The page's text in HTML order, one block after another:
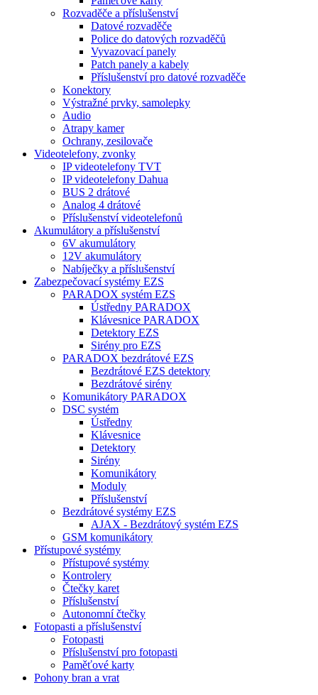
Rozvaděče a příslušenství
Datové rozvaděče
Police do datových rozvaděčů
Vyvazovací panely
Patch panely a kabely
Příslušenství pro datové rozvaděče
Konektory
Výstražné prvky, samolepky
Audio
Atrapy kamer
Ochrany, zesilovače
Videotelefony, zvonky
IP videotelefony TVT
IP videotelefony Dahua
BUS 2 drátové
Analog 4 drátové
Příslušenství videotelefonů
Akumulátory a příslušenství
6V akumulátory
12V akumulátory
Nabíječky a příslušenství
Zabezpečovací systémy EZS
PARADOX systém EZS
Ústředny PARADOX
Klávesnice PARADOX
Detektory EZS
Sirény pro EZS
PARADOX bezdrátové EZS
Bezdrátové EZS detektory
Bezdrátové sirény
Komunikátory PARADOX
DSC systém
Ústředny
Klávesnice
Detektory
Sirény
Komunikátory
Moduly
Příslušenství
Bezdrátové systémy EZS
AJAX - Bezdrátový systém EZS
GSM komunikátory
Přístupové systémy
Přístupové systémy
Kontrolery
Čtečky karet
Příslušenství
Autonomní čtečky
Fotopasti a příslušenství
Fotopasti
Příslušenství pro fotopasti
Paměťové karty
Pohony bran a vrat